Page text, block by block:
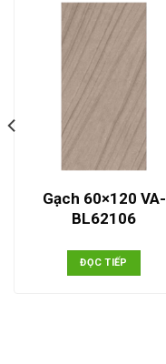
Gạch 60×120 VA-
BL62106
ĐỌC TIẾP